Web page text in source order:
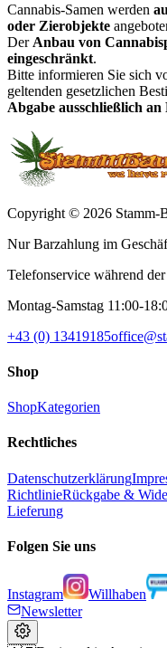
Cannabis-Samen werden
oder Zierobjekte
Der Anbau von
eingeschränkt.
Bitte informieren Sie sich
geltenden gesetzlichen
Abgabe ausschließlich
Copyright © 2026 Stamm-
Nur Barzahlung im
Telefonservice während
Montag-Samstag 11:00-
+43 (0) 13419185
Shop
ShopKategorien
Rechtliches
Datenschutzerklärung
RichtlinieRückgabe &
Lieferung
Folgen Sie uns
Instagram
Willhaben
Newsletter